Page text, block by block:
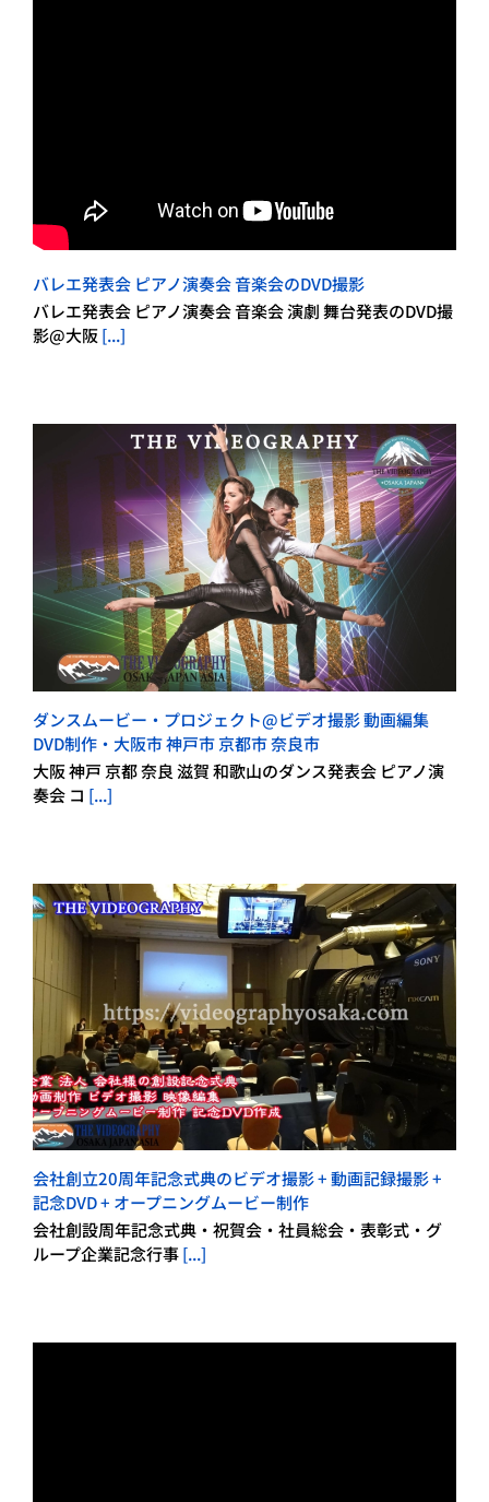
バレエ発表会 ピアノ演奏会 音楽会のDVD撮影
バレエ発表会 ピアノ演奏会 音楽会 演劇 舞台発表のDVD撮
影@大阪[...]
ダンスムービー・プロジェクト@ビデオ撮影 動画編集
DVD制作・大阪市 神戸市 京都市 奈良市
大阪 神戸 京都 奈良 滋賀 和歌山のダンス発表会 ピアノ演
奏会 コ [...]
会社創立20周年記念式典のビデオ撮影 + 動画記録撮影 +
記念DVD + オープニングムービー制作
会社創設周年記念式典・祝賀会・社員総会・表彰式・グ
ループ企業記念行事[...]